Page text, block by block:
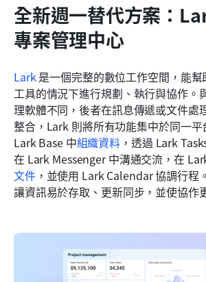
全新週一替代方案：
專案管理中心
Lark 是一個完整的數位工作空間，能
工具的情況下進行規劃、執行與協作。
理軟體不同，後者在訊息傳遞或文件處
整合，Lark 則將所有功能集中於同一
Lark Base 中組織資料 ，透過 Lark
在 Lark Messenger 中溝通交流，在
文件，並使用 Lark Calendar 協調行程
讓資訊易於存取、更新同步，並使協作